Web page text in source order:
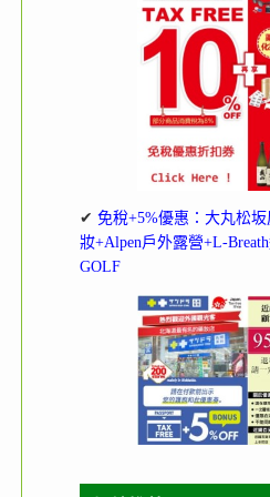
✔ 免稅+5%優惠：大丸松
妝+Alpen戶外露營+L-
GOLF